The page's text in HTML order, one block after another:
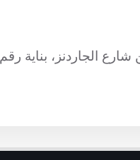
بناية رقم 39، عمان.